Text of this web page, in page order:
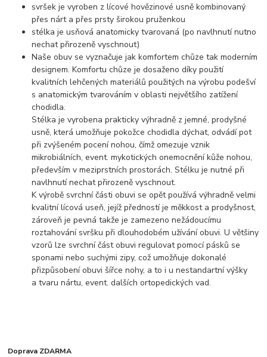
Doprava ZDARMA
svršek je vyroben z lícové hovězinové usně kombinovaný
přes nárt a přes prsty širokou pruženkou
stélka je usňová anatomicky tvarovaná (po navlhnutí nutno
nechat přirozeně vyschnout)
Naše obuv se vyznačuje jak komfortem chůze tak moderním
designem. Komfortu chůze je dosaženo díky použití
kvalitních lehčených materiálů použitých na výrobu podešví
s anatomickým tvarováním v oblasti největšího zatížení
chodidla.
Stélka je vyrobena prakticky výhradně z jemné, prodyšné
usně, která umožňuje pokožce chodidla dýchat, odvádí pot
při zvýšeném pocení nohou, čímž omezuje vznik
mikrobiálních, event. mykotických onemocnění kůže nohou,
především v meziprstních prostorách. Stélku je nutné při
navlhnutí nechat přirozeně vyschnout.
K výrobě svrchní části obuvi se opět používá výhradně velmi
kvalitní lícová useň, jejíž předností je měkkost a prodyšnost,
zároveň je pevná takže je zamezeno nežádoucímu
roztahování svršku při dlouhodobém užívání obuvi. U většiny
vzorů lze svrchní část obuvi regulovat pomocí pásků se
sponami nebo suchými zipy, což umožňuje dokonalé
přizpůsobení obuvi šířce nohy, a to i u nestandartní výšky
a tvaru nártu, event. dalších ortopedických vad.